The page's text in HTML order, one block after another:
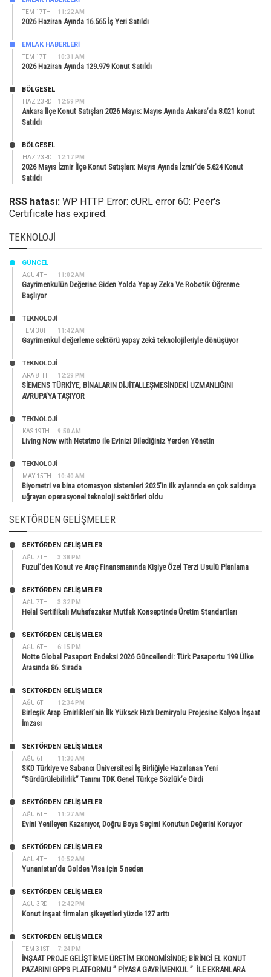
TEM 17TH 11:22 AM
2026 Haziran Ayında 16.565 İş Yeri Satıldı
TEM 17TH 10:31 AM
EMLAK HABERLERI
2026 Haziran Ayında 129.979 Konut Satıldı
HAZ 23RD 12:59 PM
BÖLGESEL
Ankara İlçe Konut Satışları 2026 Mayıs: Mayıs Ayında Ankara’da 8.021 konut
Satıldı
HAZ 23RD 12:17 PM
BÖLGESEL
2026 Mayıs İzmir İlçe Konut Satışları: Mayıs Ayında İzmir’de 5.624 Konut
Satıldı
RSS hatası: WP HTTP Error: cURL error 60: Peer's
Certificate has expired.
TEKNOLOJI
AĞU 4TH 11:02 AM
GÜNCEL
Gayrimenkulün Değerine Giden Yolda Yapay Zeka Ve Robotik Öğrenme
Başlıyor
TEM 30TH 11:42 AM
TEKNOLOJİ
Gayrimenkul değerleme sektörü yapay zekâ teknolojileriyle dönüşüyor
ARA 8TH 12:29 PM
TEKNOLOJİ
SİEMENS TÜRKİYE, BİNALARIN DİJİTALLEŞMESİNDEKİ UZMANLIĞINI
AVRUPA’YA TAŞIYOR
KAS 19TH 9:50 AM
TEKNOLOJİ
Living Now with Netatmo ile Evinizi Dilediğiniz Yerden Yönetin
MAY 15TH 10:40 AM
TEKNOLOJİ
Biyometri ve bina otomasyon sistemleri 2025’in ilk aylarında en çok saldırıya
uğrayan operasyonel teknoloji sektörleri oldu
SEKTÖRDEN GELIŞMELER
AĞU 7TH 3:38 PM
SEKTÖRDEN GELIŞMELER
Fuzul’den Konut ve Araç Finansmanında Kişiye Özel Terzi Usulü Planlama
AĞU 7TH 3:32 PM
SEKTÖRDEN GELIŞMELER
Helal Sertifikalı Muhafazakar Mutfak Konseptinde Üretim Standartları
AĞU 6TH 6:15 PM
SEKTÖRDEN GELIŞMELER
Notte Global Pasaport Endeksi 2026 Güncellendi: Türk Pasaportu 199 Ülke
Arasında 86. Sırada
AĞU 6TH 12:34 PM
SEKTÖRDEN GELIŞMELER
Birleşik Arap Emirlikleri’nin İlk Yüksek Hızlı Demiryolu Projesine Kalyon İnşaat
İmzası
AĞU 6TH 11:30 AM
SEKTÖRDEN GELIŞMELER
SKD Türkiye ve Sabancı Üniversitesi İş Birliğiyle Hazırlanan Yeni
“Sürdürülebilirlik” Tanımı TDK Genel Türkçe Sözlük’e Girdi
AĞU 6TH 11:27 AM
SEKTÖRDEN GELIŞMELER
Evini Yenileyen Kazanıyor, Doğru Boya Seçimi Konutun Değerini Koruyor
AĞU 4TH 10:52 AM
SEKTÖRDEN GELIŞMELER
Yunanistan’da Golden Visa için 5 neden
AĞU 3RD 12:42 PM
SEKTÖRDEN GELIŞMELER
Konut inşaat firmaları şikayetleri yüzde 127 arttı
TEM 31ST 7:24 PM
SEKTÖRDEN GELIŞMELER
İNŞAAT PROJE GELİŞTİRME ÜRETİM EKONOMİSİNDE; BİRİNCİ EL KONUT
PAZARINI GPPS PLATFORMU ” PİYASA GAYRİMENKUL ” İLE EKRANLARA